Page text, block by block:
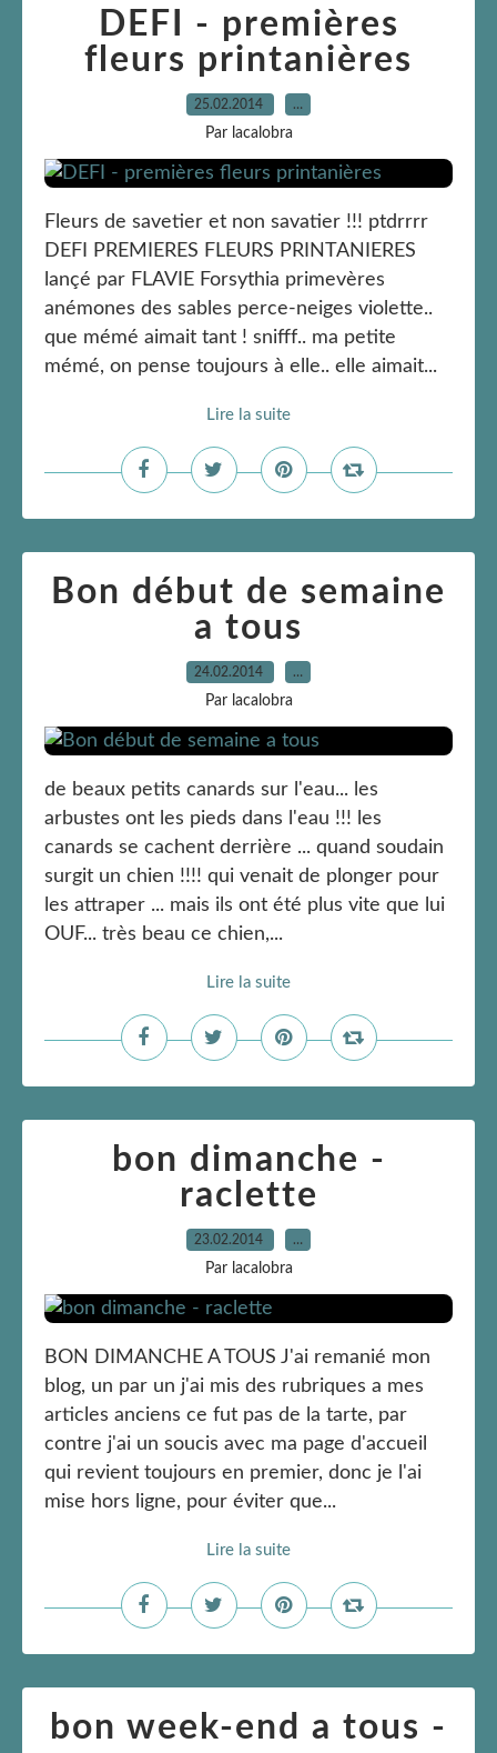
DEFI - premières
fleurs printanières
25.02.2014 …
Par lacalobra
Fleurs de savetier et non savatier !!! ptdrrrr
DEFI PREMIERES FLEURS PRINTANIERES
lançé par FLAVIE Forsythia primevères
anémones des sables perce-neiges violette..
que mémé aimait tant ! snifff.. ma petite
mémé, on pense toujours à elle.. elle aimait...
Lire la suite
Bon début de semaine
a tous
24.02.2014 …
Par lacalobra
de beaux petits canards sur l'eau... les
arbustes ont les pieds dans l'eau !!! les
canards se cachent derrière ... quand soudain
surgit un chien !!!! qui venait de plonger pour
les attraper ... mais ils ont été plus vite que lui
OUF... très beau ce chien,...
Lire la suite
bon dimanche -
raclette
23.02.2014 …
Par lacalobra
BON DIMANCHE A TOUS J'ai remanié mon
blog, un par un j'ai mis des rubriques a mes
articles anciens ce fut pas de la tarte, par
contre j'ai un soucis avec ma page d'accueil
qui revient toujours en premier, donc je l'ai
mise hors ligne, pour éviter que...
Lire la suite
bon week-end a tous -